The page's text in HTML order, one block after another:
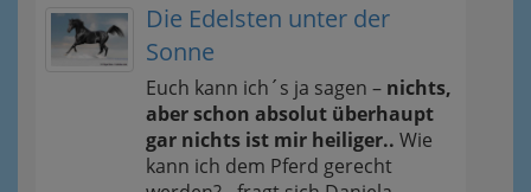
Die Edelsten unter der
Sonne
Euch kann ich´s ja sagen – nichts,
aber schon absolut überhaupt
gar nichts ist mir heiliger.. Wie
kann ich dem Pferd gerecht